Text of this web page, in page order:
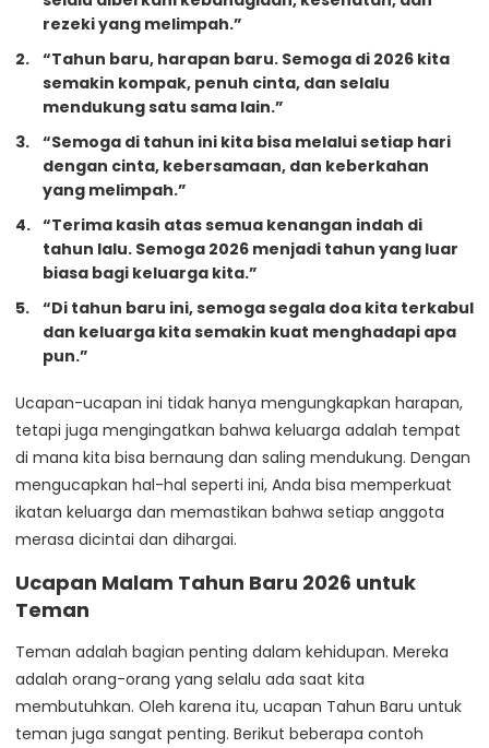
rezeki yang melimpah.”
“Tahun baru, harapan baru. Semoga di 2026 kita
semakin kompak, penuh cinta, dan selalu
mendukung satu sama lain.”
“Semoga di tahun ini kita bisa melalui setiap hari
dengan cinta, kebersamaan, dan keberkahan
yang melimpah.”
“Terima kasih atas semua kenangan indah di
tahun lalu. Semoga 2026 menjadi tahun yang luar
biasa bagi keluarga kita.”
“Di tahun baru ini, semoga segala doa kita terkabul
dan keluarga kita semakin kuat menghadapi apa
pun.”
Ucapan-ucapan ini tidak hanya mengungkapkan harapan,
tetapi juga mengingatkan bahwa keluarga adalah tempat
di mana kita bisa bernaung dan saling mendukung. Dengan
mengucapkan hal-hal seperti ini, Anda bisa memperkuat
ikatan keluarga dan memastikan bahwa setiap anggota
merasa dicintai dan dihargai.
Ucapan Malam Tahun Baru 2026 untuk
Teman
Teman adalah bagian penting dalam kehidupan. Mereka
adalah orang-orang yang selalu ada saat kita
membutuhkan. Oleh karena itu, ucapan Tahun Baru untuk
teman juga sangat penting. Berikut beberapa contoh